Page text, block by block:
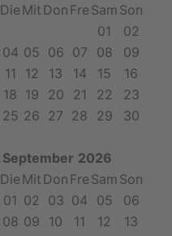
DieMit Don FreSam Son
01
02
04 05 06 07 08
09
11 12 13 14 15
16
18 19 20 21 22
23
25 26 27 28 29
30
September 2026
DieMit Don FreSam Son
01 02 03 04 05
06
08 09 10 11 12
13